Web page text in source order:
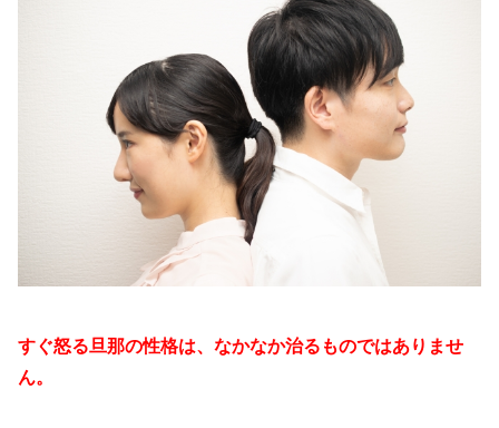
すぐ怒る旦那の性格は、なかなか治るものではありませ
ん。